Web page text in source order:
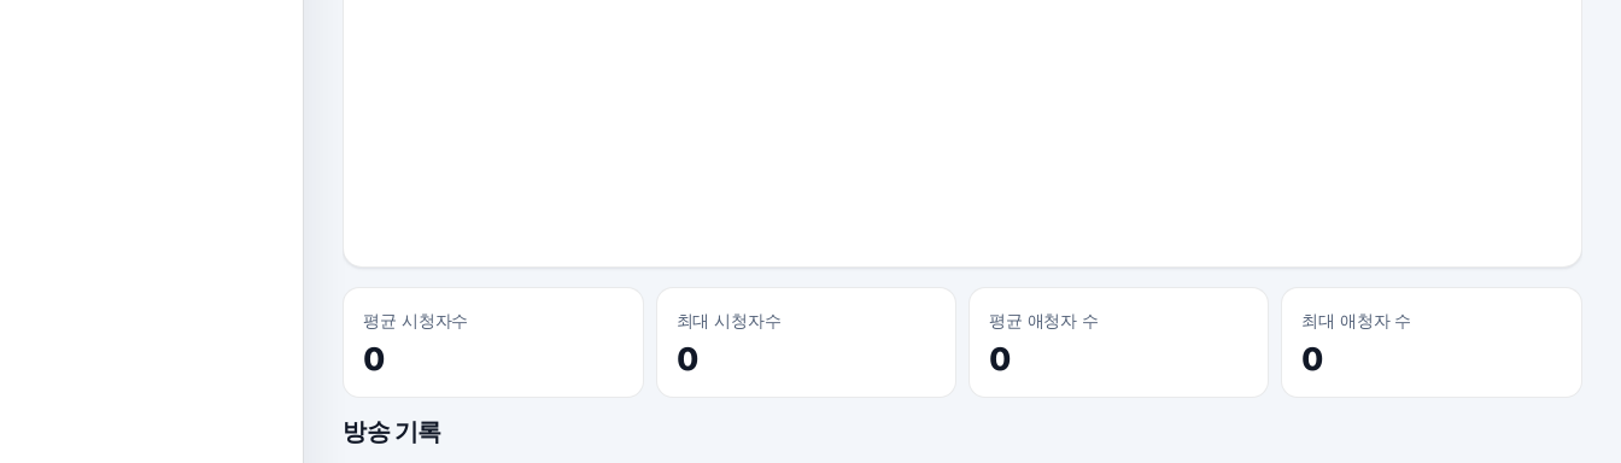
평균 시청자수
0
최대 시청자수
0
평균 애청자 수
0
최대 애청자 수
0
방송 기록